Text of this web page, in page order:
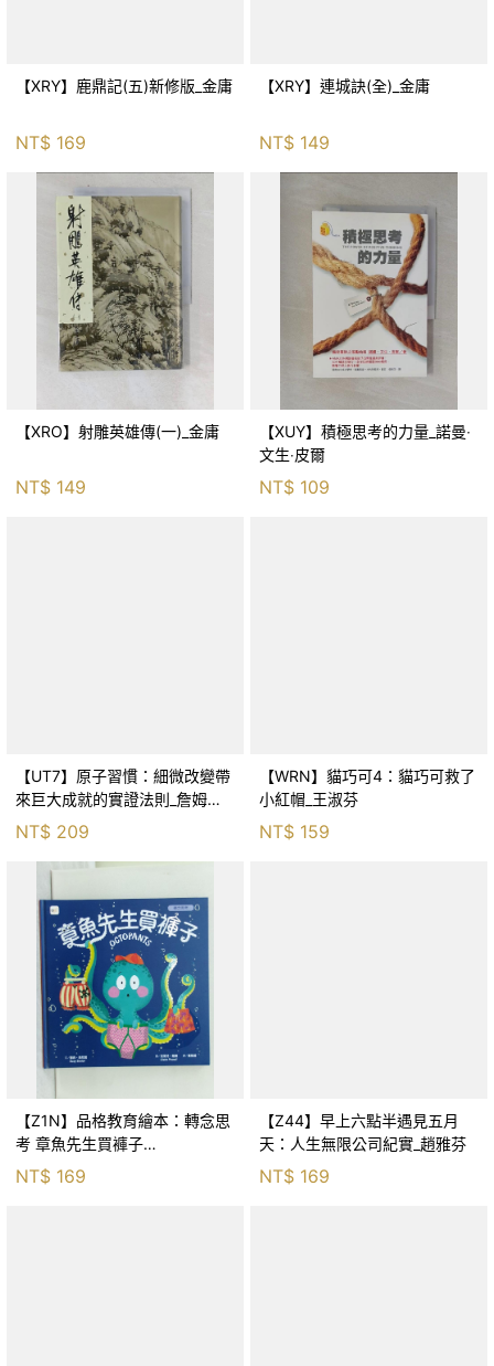
【XRY】鹿鼎記(五)新修版_金庸
NT$ 169
【XRY】連城訣(全)_金庸
NT$ 149
【XRO】射雕英雄傳(一)_金庸
NT$ 149
【XUY】積極思考的力量_諾曼‧
文生‧皮爾
NT$ 109
【UT7】原子習慣：細微改變帶
來巨大成就的實證法則_詹姆斯‧
克利爾, 蔡世偉
NT$ 209
【WRN】貓巧可4：貓巧可救了
小紅帽_王淑芬
NT$ 159
【Z1N】品格教育繪本：轉念思
考 章魚先生買褲子
(Octopants)_蘇西‧西尼爾, 黃筱
NT$ 169
【Z44】早上六點半遇見五月
天：人生無限公司紀實_趙雅芬
NT$ 169